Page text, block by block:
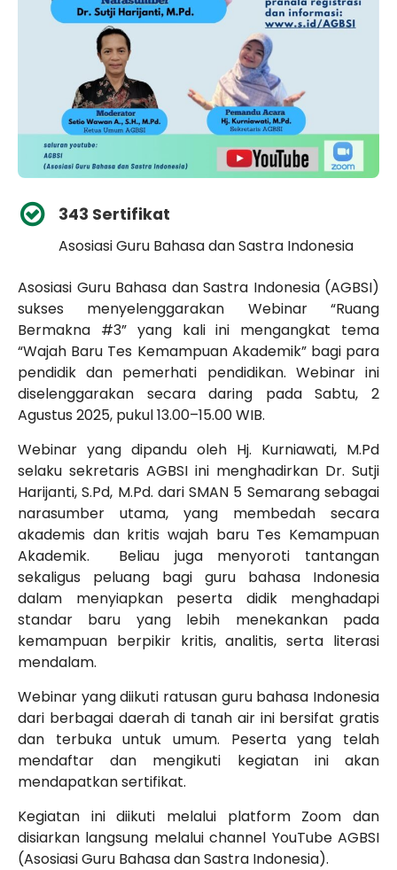
343 Sertifikat
Asosiasi Guru Bahasa dan Sastra Indonesia
Asosiasi Guru Bahasa dan Sastra Indonesia (AGBSI)
sukses menyelenggarakan Webinar “Ruang
Bermakna #3” yang kali ini mengangkat tema
“Wajah Baru Tes Kemampuan Akademik” bagi para
pendidik dan pemerhati pendidikan. Webinar ini
diselenggarakan secara daring pada Sabtu, 2
Agustus 2025, pukul 13.00–15.00 WIB.
Webinar yang dipandu oleh Hj. Kurniawati, M.Pd
selaku sekretaris AGBSI ini menghadirkan Dr. Sutji
Harijanti, S.Pd, M.Pd. dari SMAN 5 Semarang sebagai
narasumber utama, yang membedah secara
akademis dan kritis wajah baru Tes Kemampuan
Akademik. Beliau juga menyoroti tantangan
sekaligus peluang bagi guru bahasa Indonesia
dalam menyiapkan peserta didik menghadapi
standar baru yang lebih menekankan pada
kemampuan berpikir kritis, analitis, serta literasi
mendalam.
Webinar yang diikuti ratusan guru bahasa Indonesia
dari berbagai daerah di tanah air ini bersifat gratis
dan terbuka untuk umum. Peserta yang telah
mendaftar dan mengikuti kegiatan ini akan
mendapatkan sertifikat.
Kegiatan ini diikuti melalui platform Zoom dan
disiarkan langsung melalui channel YouTube AGBSI
(Asosiasi Guru Bahasa dan Sastra Indonesia).